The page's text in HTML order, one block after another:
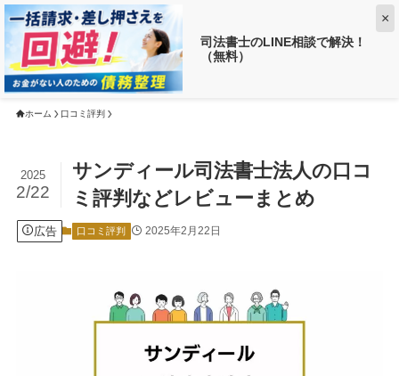
司法書士のLINE相談で解決！
（無料）
×
【返済がお得に!?】 借金がいくら減るか調べる ➡
ホーム 口コミ評判
サンディール司法書士法人の口コ
ミ評判などレビューまとめ
2025
2/22
広告 口コミ評判 2025年2月22日